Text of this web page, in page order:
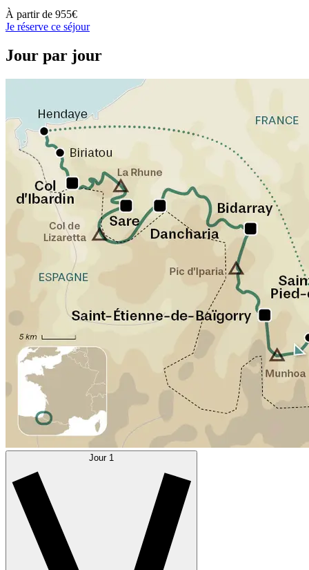
À partir de 955€
Je réserve ce séjour
Jour par jour
Jour 1